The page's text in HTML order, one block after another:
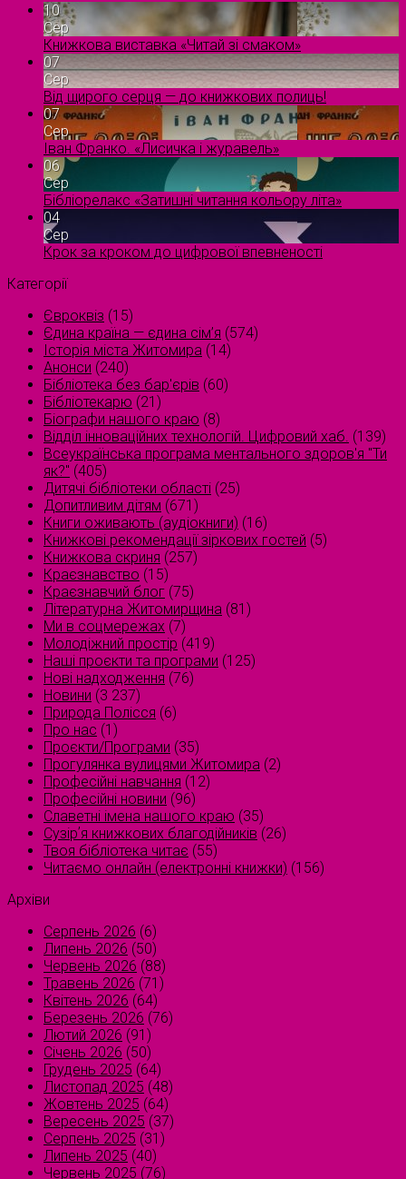
10
Сер
Книжкова виставка «Читай зі смаком»
07
Сер
Від щирого серця — до книжкових полиць!
07
Сер
Іван Франко. «Лисичка і журавель»
06
Сер
Бібліорелакс «Затишні читання кольору літа»
04
Сер
Крок за кроком до цифрової впевненості
Категорії
Євроквіз (15)
Єдина країна — єдина сім’я (574)
Історія міста Житомира (14)
Анонси (240)
Бібліотека без бар'єрів (60)
Бібліотекарю (21)
Біографи нашого краю (8)
Відділ інноваційних технологій. Цифровий хаб. (139)
Всеукраїнська програма ментального здоров'я "Ти
як?" (405)
Дитячі бібліотеки області (25)
Допитливим дітям (671)
Книги оживають (аудіокниги) (16)
Книжкові рекомендації зіркових гостей (5)
Книжкова скриня (257)
Краєзнавство (15)
Краєзнавчий блог (75)
Літературна Житомирщина (81)
Ми в соцмережах (7)
Молодіжний простір (419)
Наші проєкти та програми (125)
Нові надходження (76)
Новини (3 237)
Природа Полісся (6)
Про нас (1)
Проєкти/Програми (35)
Прогулянка вулицями Житомира (2)
Професійні навчання (12)
Професійні новини (96)
Славетні імена нашого краю (35)
Сузірʼя книжкових благодійників (26)
Твоя бібліотека читає (55)
Читаємо онлайн (електронні книжки) (156)
Архіви
Серпень 2026 (6)
Липень 2026 (50)
Червень 2026 (88)
Травень 2026 (71)
Квітень 2026 (64)
Березень 2026 (76)
Лютий 2026 (91)
Січень 2026 (50)
Грудень 2025 (64)
Листопад 2025 (48)
Жовтень 2025 (64)
Вересень 2025 (37)
Серпень 2025 (31)
Липень 2025 (40)
Червень 2025 (76)